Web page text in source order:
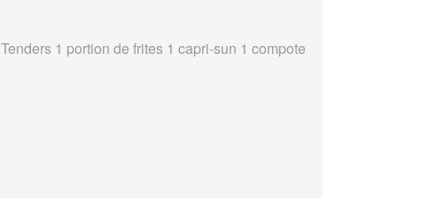
Tenders 1 portion de frites 1 capri-sun 1 compote